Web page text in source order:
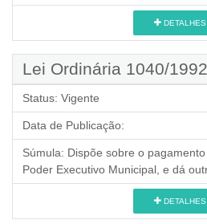
DETALHES
Lei Ordinária 1040/1992
Status: Vigente
Data de Publicação:
Súmula: Dispõe sobre o
Poder Executivo Municipal, e dá
DETALHES